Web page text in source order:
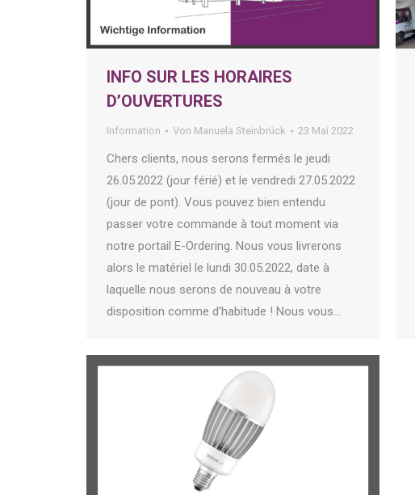
INFO SUR LES HORAIRES
D’OUVERTURES
Information Von Manuela Steinbrück 23 Mai 2022
Chers clients, nous serons fermés le jeudi
26.05.2022 (jour férié) et le vendredi 27.05.2022
(jour de pont). Vous pouvez bien entendu
passer votre commande à tout moment via
notre portail E-Ordering. Nous vous livrerons
alors le matériel le lundi 30.05.2022, date à
laquelle nous serons de nouveau à votre
disposition comme d’habitude ! Nous vous…